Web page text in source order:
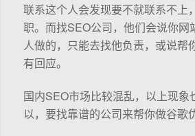
联系这个人会发现要不就联系不上
职。而找SEO公司，他们会说你网
人做的，只能去找他负责，或说帮
有回应。
国内SEO市场比较混乱，以上现象
以，要找靠谱的公司来帮你做谷歌